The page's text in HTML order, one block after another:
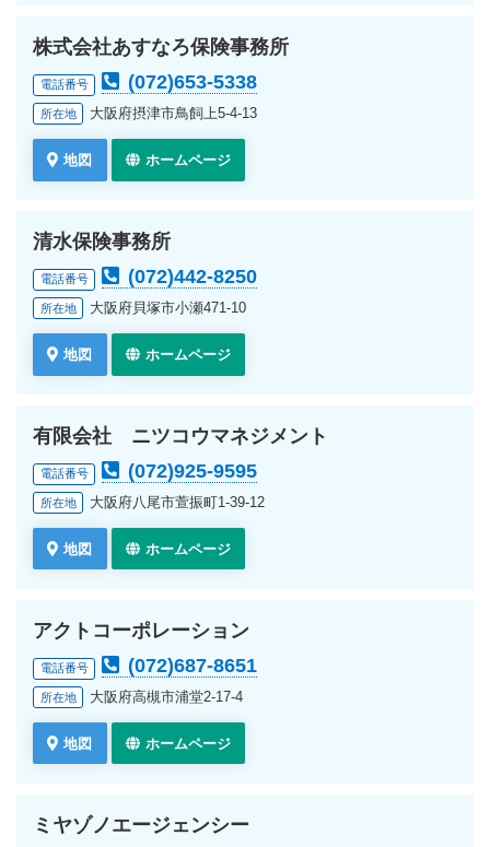
株式会社あすなろ保険事務所
電話番号 (072)653-5338
所在地 大阪府摂津市鳥飼上5-4-13
地図 ホームページ
清水保険事務所
電話番号 (072)442-8250
所在地 大阪府貝塚市小瀬471-10
地図 ホームページ
有限会社 ニツコウマネジメント
電話番号 (072)925-9595
所在地 大阪府八尾市萱振町1-39-12
地図 ホームページ
アクトコーポレーション
電話番号 (072)687-8651
所在地 大阪府高槻市浦堂2-17-4
地図 ホームページ
ミヤゾノエージェンシー